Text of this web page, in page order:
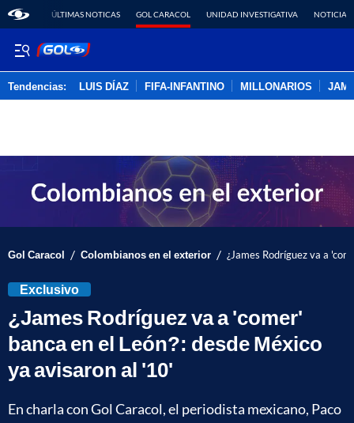
ÚLTIMAS NOTICAS GOL CARACOL UNIDAD INVESTIGATIVA NOTICIAS
Tendencias: LUIS DÍAZ FIFA-INFANTINO MILLONARIOS
Gol Caracol / Colombianos en el exterior / ¿James Rodríguez va a
Exclusivo
¿James Rodríguez va a 'comer'
banca en el León?: desde México
ya avisaron al '10'
En charla con Gol Caracol, el periodista mexicano, Paco